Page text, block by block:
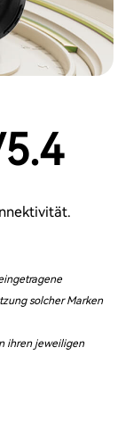
solcher Marken
ihren jeweiligen